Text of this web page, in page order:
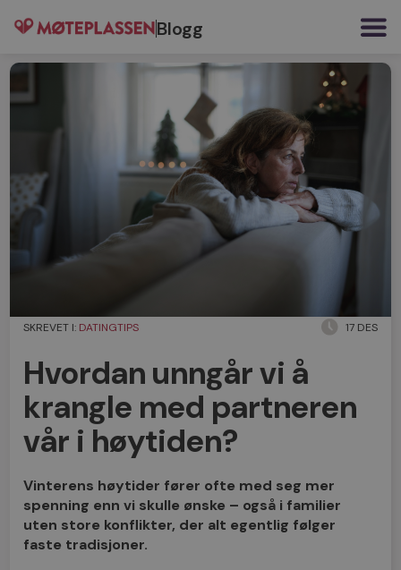
Blogg
SKREVET I: DATINGTIPS 17 DES
Hvordan unngår vi å
krangle med partneren
vår i høytiden?
Vinterens høytider fører ofte med seg mer
spenning enn vi skulle ønske – også i familier
uten store konflikter, der alt egentlig følger
faste tradisjoner.